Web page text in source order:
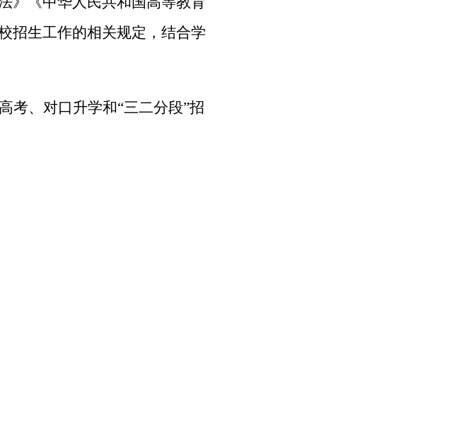
招生工作的相关规定，结合学
考、对口升学和“三二分段”招